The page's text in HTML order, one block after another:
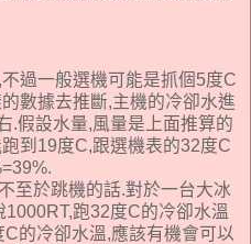
過一般選機可能是抓個5度C
數據去推斷,主機的冷卻水進
.假設水量,風量是上面推算的
到19度C,跟選機表的32度C
至於跳機的話.對於一台大冰
跑32度C的冷卻水溫
的冷卻水溫,應該有機會可以